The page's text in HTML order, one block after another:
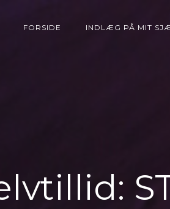
FORSIDE INDLÆG PÅ MIT